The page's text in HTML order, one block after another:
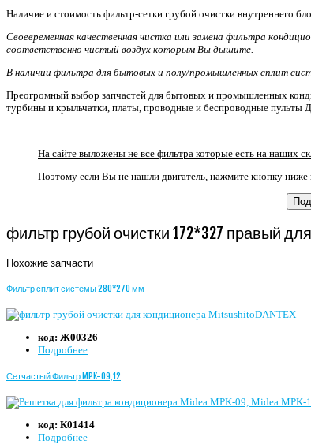
Наличие и стоимость фильтр-сетки грубой очистки внутреннего
Своевременная качественная чистка или замена фильтра
соответственно чистый воздух которым Вы дышите.
В наличии фильтра для бытовых и полу/промышленных сплит
Преогромный выбор запчастей для бытовых и промышленных
турбины и крыльчатки, платы, проводные и беспроводные пульты
На сайте выложены не все фильтра которые есть на наших
Поэтому если Вы не нашли двигатель, нажмите кнопку
фильтр грубой очистки 172*327 правый
Похожие запчасти
Фильтр сплит системы 280*270 мм
код: Ж00326
Подробнее
Сетчастый Фильтр MPK-09,12
код: К01414
Подробнее